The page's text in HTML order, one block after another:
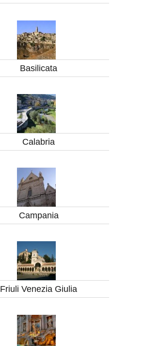
Basilicata
Calabria
Campania
Friuli Venezia Giulia